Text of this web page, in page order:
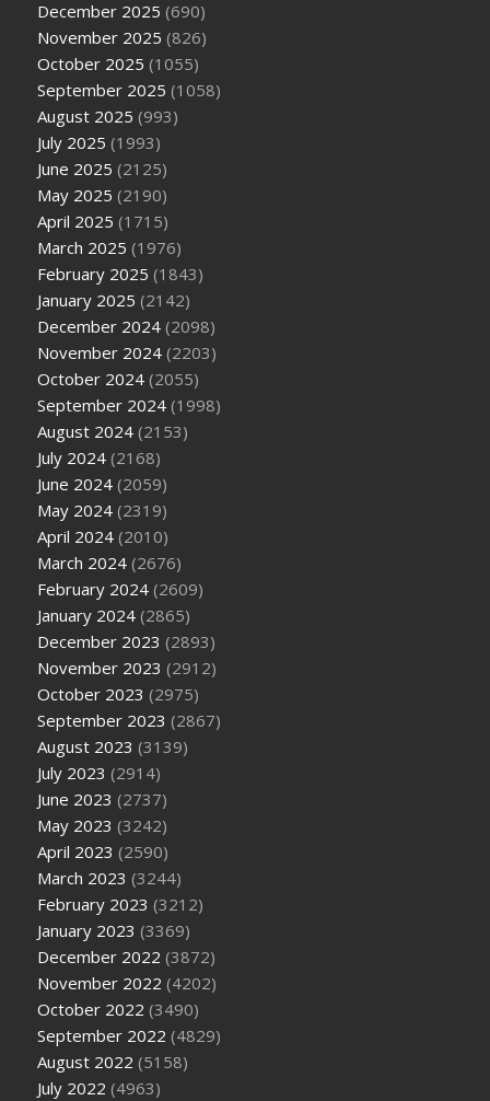
December 2025 (690)
November 2025 (826)
October 2025 (1055)
September 2025 (1058)
August 2025 (993)
July 2025 (1993)
June 2025 (2125)
May 2025 (2190)
April 2025 (1715)
March 2025 (1976)
February 2025 (1843)
January 2025 (2142)
December 2024 (2098)
November 2024 (2203)
October 2024 (2055)
September 2024 (1998)
August 2024 (2153)
July 2024 (2168)
June 2024 (2059)
May 2024 (2319)
April 2024 (2010)
March 2024 (2676)
February 2024 (2609)
January 2024 (2865)
December 2023 (2893)
November 2023 (2912)
October 2023 (2975)
September 2023 (2867)
August 2023 (3139)
July 2023 (2914)
June 2023 (2737)
May 2023 (3242)
April 2023 (2590)
March 2023 (3244)
February 2023 (3212)
January 2023 (3369)
December 2022 (3872)
November 2022 (4202)
October 2022 (3490)
September 2022 (4829)
August 2022 (5158)
July 2022 (4963)